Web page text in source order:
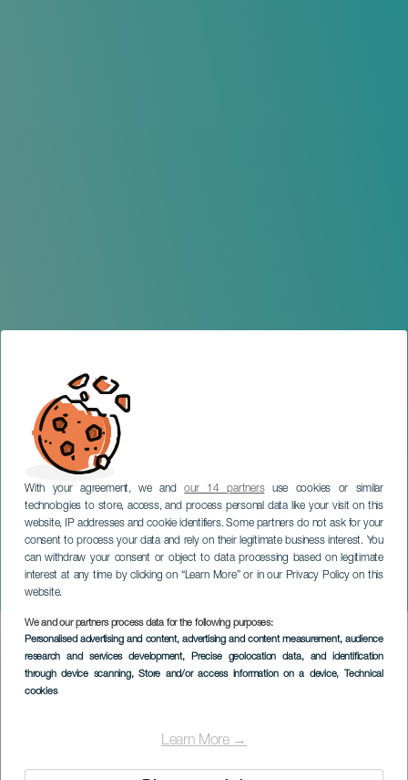
With your agreement, we andour 14 partnersuse cookies or similar
technologies to store, access, and process personal data like your visit on this
website, IP addresses and cookie identifiers. Some partners do not ask for your
consent to process your data and rely on their legitimate business interest. You
can withdraw your consent or object to data processing based on legitimate
interest at any time by clicking on “Learn More” or in our Privacy Policy on this
website.
We and our partners process data for the following purposes:
Personalised advertising and content, advertising and content measurement, audience
research and services development, Precise geolocation data, and identification
through device scanning, Store and/or access information on a device, Technical
cookies
Learn More →
Enorte-kermis
GRAN CANARIA
Imagen
Listado